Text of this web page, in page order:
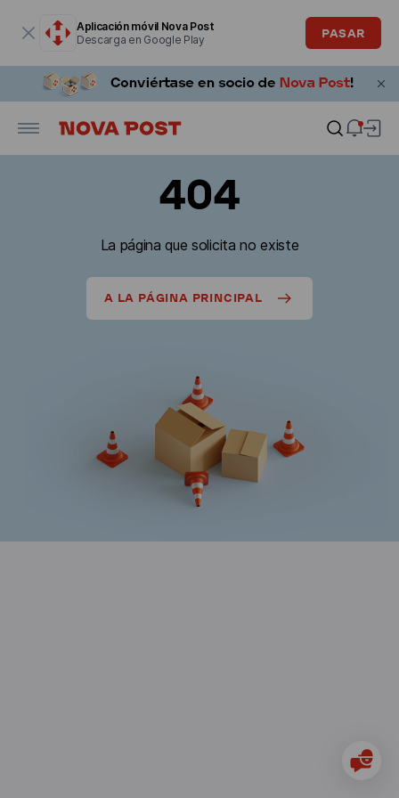
Aplicación móvil Nova Post
Descarga en Google Play
PASAR
404
La página que solicita no existe
A LA PÁGINA PRINCIPAL